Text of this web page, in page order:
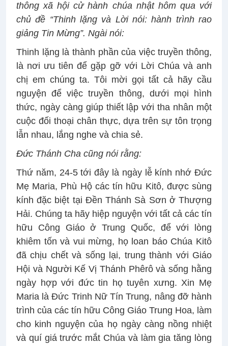
thông xã hội cử hành chúa nhật hôm qua với
chủ đề “Thinh lặng và Lời nói: hành trình rao
giảng Tin Mừng”. Ngài nói:
Thinh lặng là thành phần của việc truyền thông,
là nơi ưu tiên để gặp gỡ với Lời Chúa và anh
chị em chúng ta. Tôi mời gọi tất cả hãy cầu
nguyện để việc truyền thông, dưới mọi hình
thức, ngày càng giúp thiết lập với tha nhân một
cuộc đối thoại chân thực, dựa trên sự tôn trọng
lẫn nhau, lắng nghe và chia sẻ.
Đức Thánh Cha cũng nói rằng:
Thứ năm, 24-5 tới đây là ngày lễ kính nhớ Đức
Mẹ Maria, Phù Hộ các tín hữu Kitô, được sùng
kính đặc biệt tại Đền Thánh Sà Sơn ở Thượng
Hải. Chúng ta hãy hiệp nguyện với tất cả các tín
hữu Công Giáo ở Trung Quốc, để với lòng
khiêm tốn và vui mừng, họ loan báo Chúa Kitô
đã chịu chết và sống lại, trung thành với Giáo
Hội và Người Kế Vị Thánh Phêrô và sống hằng
ngày hợp với đức tin họ tuyên xưng. Xin Mẹ
Maria là Đức Trinh Nữ Tín Trung, nâng đỡ hành
trình của các tín hữu Công Giáo Trung Hoa, làm
cho kinh nguyện của họ ngày càng nồng nhiệt
và quí giá trước mắt Chúa và làm gia tăng lòng